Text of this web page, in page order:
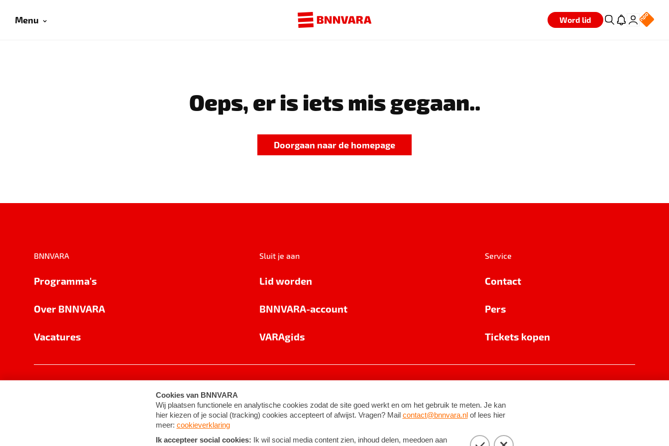
Menu Word lid
Oeps, er is iets mis gegaan..
Doorgaan naar de homepage
BNNVARA
Programma's
Over BNNVARA
Vacatures
Sluit je aan
Lid worden
BNNVARA-account
VARAgids
Service
Contact
Pers
Tickets kopen
Cookie-instellingen Algemene voorwaarden ©2026BNNVARA